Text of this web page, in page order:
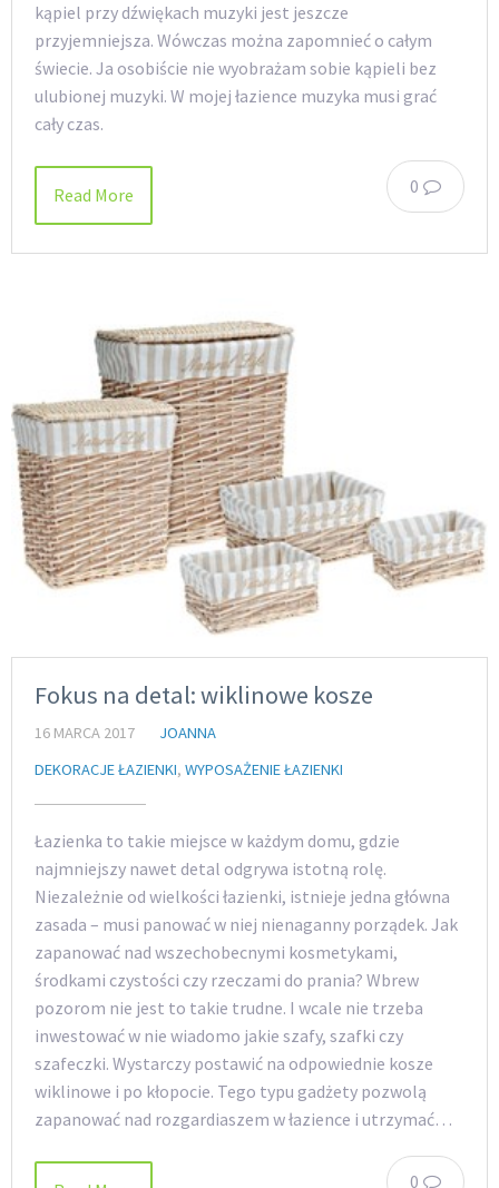
kąpiel przy dźwiękach muzyki jest jeszcze
przyjemniejsza. Wówczas można zapomnieć o całym
świecie. Ja osobiście nie wyobrażam sobie kąpieli bez
ulubionej muzyki. W mojej łazience muzyka musi grać
cały czas.
0
Read More
Fokus na detal: wiklinowe kosze
16 MARCA 2017
JOANNA
DEKORACJE ŁAZIENKI, WYPOSAŻENIE ŁAZIENKI
Łazienka to takie miejsce w każdym domu, gdzie
najmniejszy nawet detal odgrywa istotną rolę.
Niezależnie od wielkości łazienki, istnieje jedna główna
zasada – musi panować w niej nienaganny porządek. Jak
zapanować nad wszechobecnymi kosmetykami,
środkami czystości czy rzeczami do prania? Wbrew
pozorom nie jest to takie trudne. I wcale nie trzeba
inwestować w nie wiadomo jakie szafy, szafki czy
szafeczki. Wystarczy postawić na odpowiednie kosze
wiklinowe i po kłopocie. Tego typu gadżety pozwolą
zapanować nad rozgardiaszem w łazience i utrzymać…
0